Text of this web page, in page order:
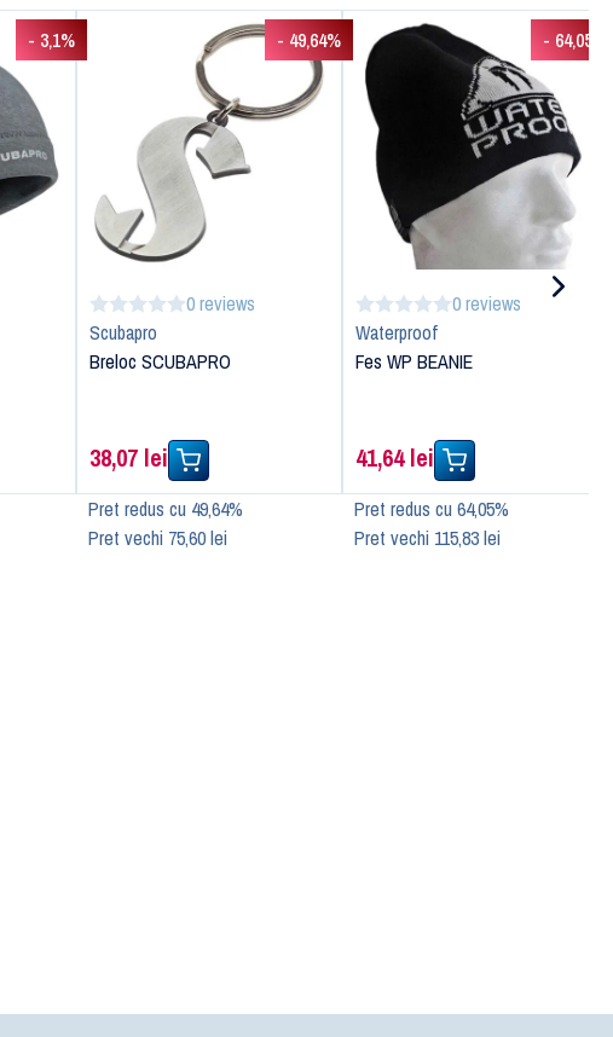
- 3,1% - 49,64%
0 reviews
Scubapro
Breloc SCUBAPRO
38,07 lei
Pret redus cu 49,64%
Pret vechi 75,60 lei
- 64,05%
0 reviews
Waterproof
Fes WP BEANIE
41,64 lei
Pret redus cu 64,05%
Pret vechi 115,83 lei